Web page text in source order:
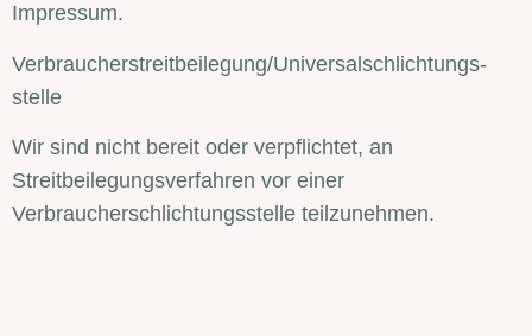
Impressum.
Verbraucher­streit­beilegung/Universal­schlichtungs­
stelle
Wir sind nicht bereit oder verpflichtet, an
Streitbeilegungsverfahren vor einer
Verbraucherschlichtungsstelle teilzunehmen.